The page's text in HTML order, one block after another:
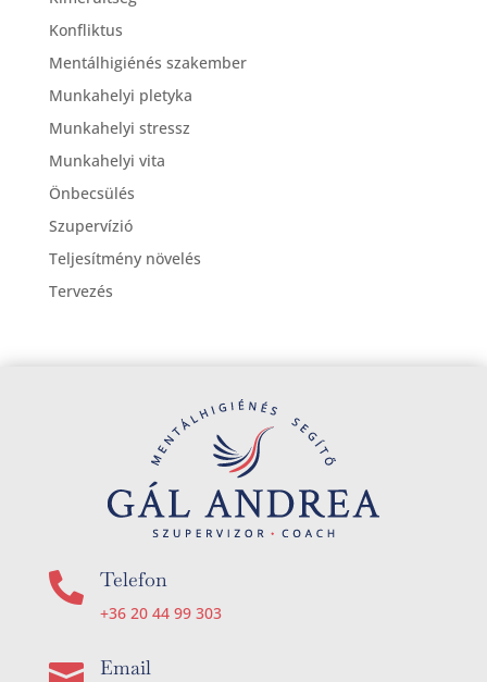
Konfliktus
Mentálhigiénés szakember
Munkahelyi pletyka
Munkahelyi stressz
Munkahelyi vita
Önbecsülés
Szupervízió
Teljesítmény növelés
Tervezés
 Telefon
+36 20 44 99 303
Email